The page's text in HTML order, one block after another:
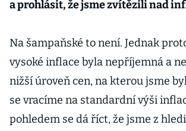
a prohlásit, že jsme zvítězili nad
Na šampaňské to není. Jednak
vysoké inflace byla nepříjemná a
nižší úroveň cen, na kterou jsme
se vracíme na standardní výši
pohledem se dá říct, že jsme z